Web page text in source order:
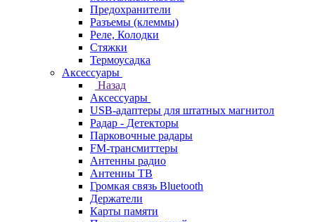
Предохранители
Разъемы (клеммы)
Реле, Колодки
Стяжки
Термоусадка
Аксессуары
Назад
Аксессуары
USB-адаптеры для штатных магнитол
Радар - Детекторы
Парковочные радары
FM-трансмиттеры
Антенны радио
Антенны ТВ
Громкая связь Bluetooth
Держатели
Карты памяти